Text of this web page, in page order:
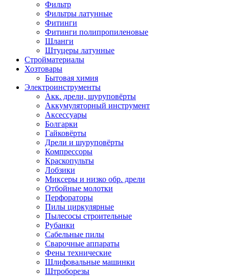
Фильтр
Фильтры латунные
Фитинги
Фитинги полипропиленовые
Шланги
Штуцеры латунные
Стройматериалы
Хозтовары
Бытовая химия
Электроинструменты
Акк. дрели, шуруповёрты
Аккумуляторный инструмент
Аксессуары
Болгарки
Гайковёрты
Дрели и шуруповёрты
Компрессоры
Краскопульты
Лобзики
Миксеры и низко обр. дрели
Отбойные молотки
Перфораторы
Пилы циркулярные
Пылесосы строительные
Рубанки
Сабельные пилы
Сварочные аппараты
Фены технические
Шлифовальные машинки
Штроборезы